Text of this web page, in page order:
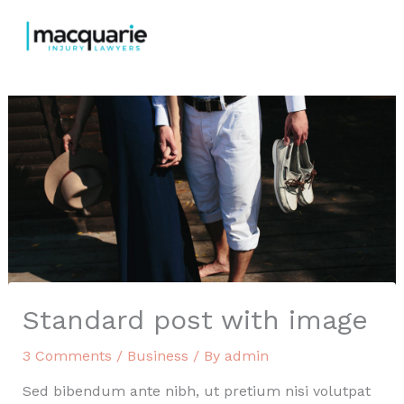
content
Standard post with image
3 Comments / Business / By admin
Sed bibendum ante nibh, ut pretium nisi volutpat